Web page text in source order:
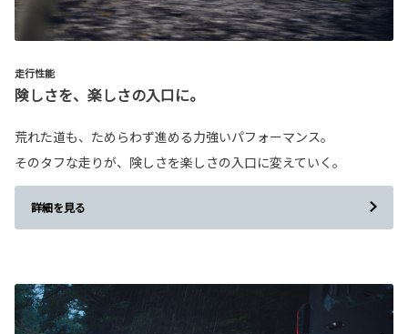
走行性能
険しさを、楽しさの入口に。
荒れた道も、ためらわず進める力強いパフォーマンス。
そのタフな走りが、険しさを楽しさの入口に変えていく。
詳細を見る